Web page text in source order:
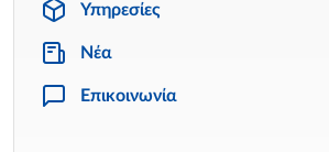
Υπηρεσίες
Νέα
Επικοινωνία